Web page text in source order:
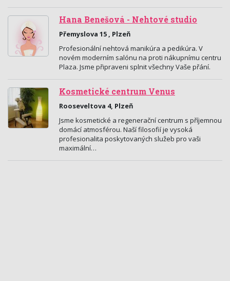
Hana Benešová - Nehtové studio
Přemyslova 15 , Plzeň
Profesionální nehtová manikúra a pedikúra. V
novém moderním salónu na proti nákupnímu centru
Plaza. Jsme připraveni splnit všechny Vaše přání.
Kosmetické centrum Venus
Rooseveltova 4, Plzeň
Jsme kosmetické a regenerační centrum s příjemnou
domácí atmosférou. Naší filosofií je vysoká
profesionalita poskytovaných služeb pro vaši
maximální…